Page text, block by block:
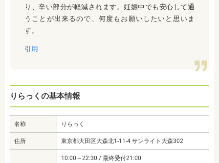
り、辛い部分が軽減されます。妊娠中でも安心して通
うことが出来るので、何度もお願いしたいと思いま
す。
引用
りらっくの基本情報
名称 りらっく
住所 東京都大田区大森北1-11-4 サンライト大森302
10:00～22:30 / 最終受付21:00